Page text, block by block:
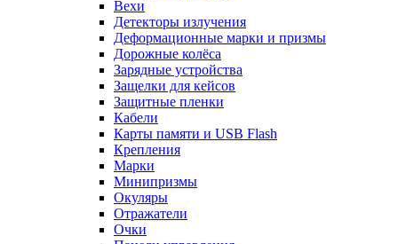
Вехи
Детекторы излучения
Деформационные марки и призмы
Дорожные колёса
Зарядные устройства
Защелки для кейсов
Защитные пленки
Кабели
Карты памяти и USB Flash
Крепления
Марки
Минипризмы
Окуляры
Отражатели
Очки